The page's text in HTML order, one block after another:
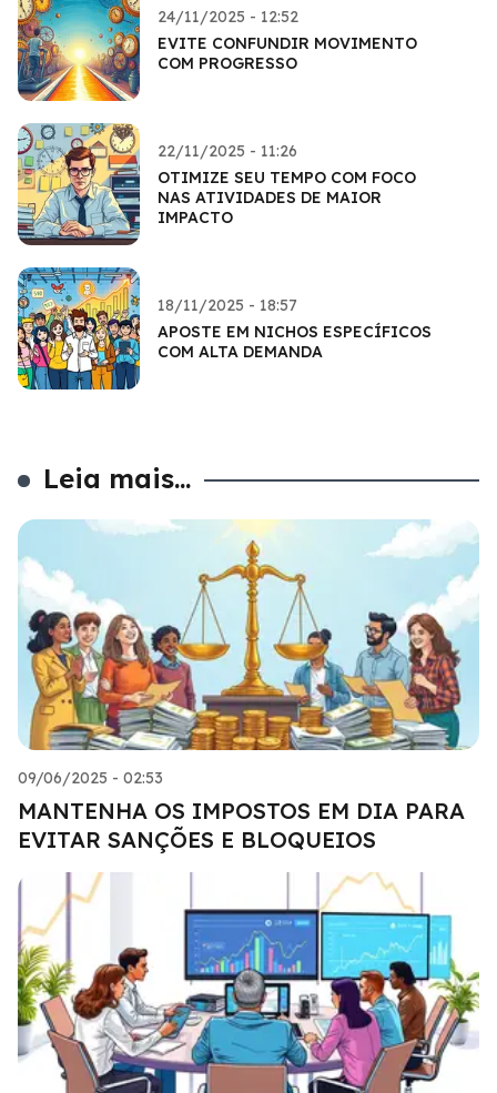
24/11/2025 - 12:52
EVITE CONFUNDIR MOVIMENTO
COM PROGRESSO
22/11/2025 - 11:26
OTIMIZE SEU TEMPO COM FOCO
NAS ATIVIDADES DE MAIOR
IMPACTO
18/11/2025 - 18:57
APOSTE EM NICHOS ESPECÍFICOS
COM ALTA DEMANDA
Leia mais...
09/06/2025 - 02:53
MANTENHA OS IMPOSTOS EM DIA PARA
EVITAR SANÇÕES E BLOQUEIOS